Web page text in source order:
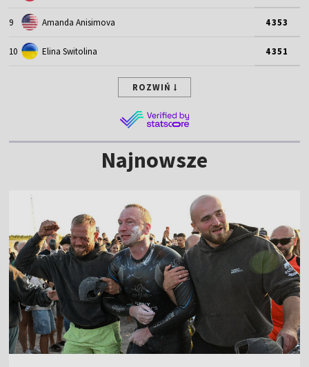
9 Amanda Anisimova 4353
10 Elina Switolina 4351
ROZWIŃ
Najnowsze